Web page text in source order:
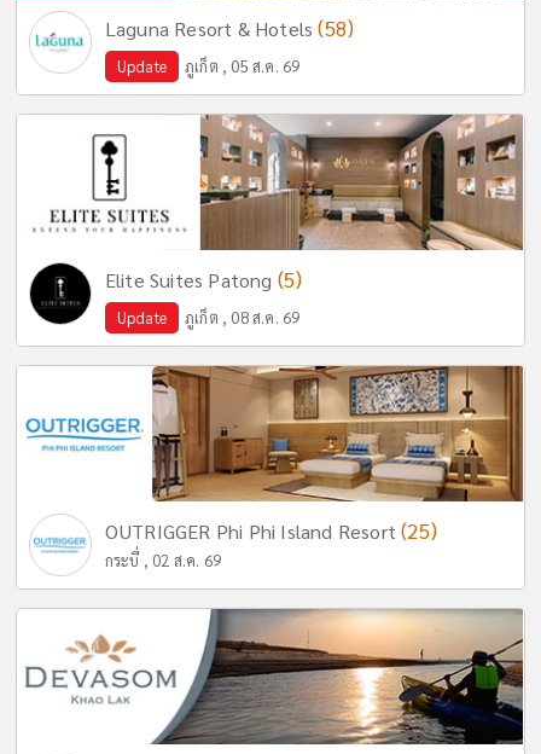
Laguna Resort & Hotels(58)
Update ภูเก็ต , 05 ส.ค. 69
Elite Suites Patong (5)
Update ภูเก็ต , 08 ส.ค. 69
OUTRIGGER Phi Phi Island Resort(25)
กระบี่ , 02 ส.ค. 69